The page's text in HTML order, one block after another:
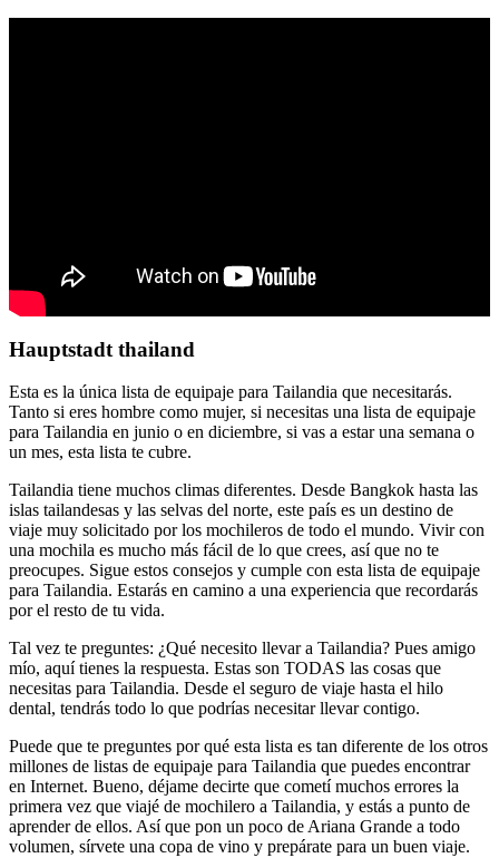
Hauptstadt thailand
Esta es la única lista de equipaje para Tailandia que necesitarás.
Tanto si eres hombre como mujer, si necesitas una lista de equipaje
para Tailandia en junio o en diciembre, si vas a estar una semana o
un mes, esta lista te cubre.
Tailandia tiene muchos climas diferentes. Desde Bangkok hasta las
islas tailandesas y las selvas del norte, este país es un destino de
viaje muy solicitado por los mochileros de todo el mundo. Vivir con
una mochila es mucho más fácil de lo que crees, así que no te
preocupes. Sigue estos consejos y cumple con esta lista de equipaje
para Tailandia. Estarás en camino a una experiencia que recordarás
por el resto de tu vida.
Tal vez te preguntes: ¿Qué necesito llevar a Tailandia? Pues amigo
mío, aquí tienes la respuesta. Estas son TODAS las cosas que
necesitas para Tailandia. Desde el seguro de viaje hasta el hilo
dental, tendrás todo lo que podrías necesitar llevar contigo.
Puede que te preguntes por qué esta lista es tan diferente de los otros
millones de listas de equipaje para Tailandia que puedes encontrar
en Internet. Bueno, déjame decirte que cometí muchos errores la
primera vez que viajé de mochilero a Tailandia, y estás a punto de
aprender de ellos. Así que pon un poco de Ariana Grande a todo
volumen, sírvete una copa de vino y prepárate para un buen viaje.